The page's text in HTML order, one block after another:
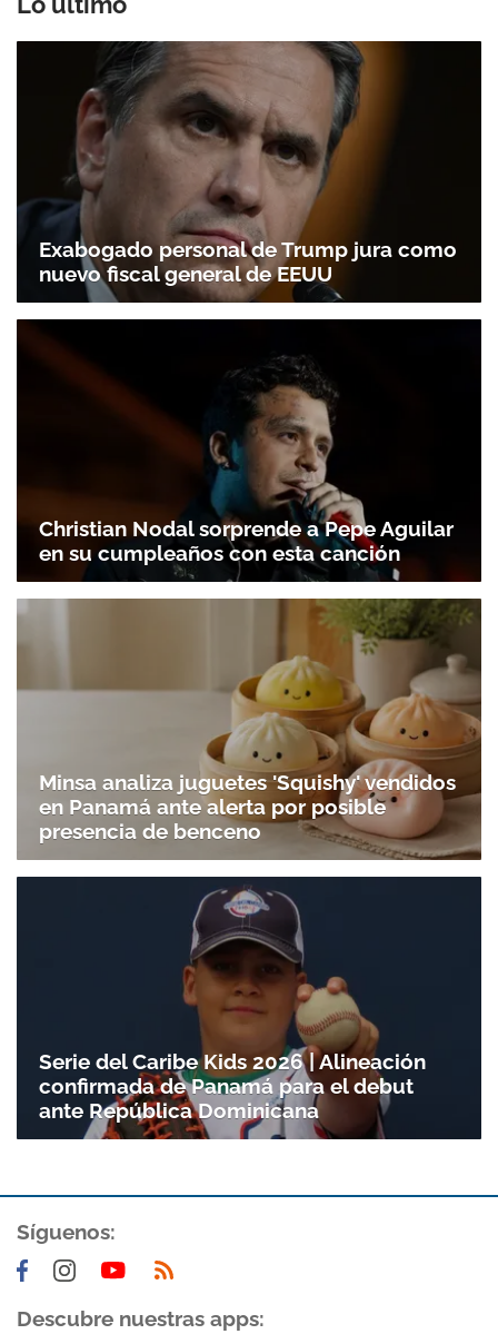
Exabogado personal de Trump jura como
nuevo fiscal general de EEUU
Christian Nodal sorprende a Pepe Aguilar
en su cumpleaños con esta canción
Minsa analiza juguetes 'Squishy' vendidos
en Panamá ante alerta por posible
presencia de benceno
Serie del Caribe Kids 2026 | Alineación
confirmada de Panamá para el debut
ante República Dominicana
Síguenos:
Descubre nuestras apps: